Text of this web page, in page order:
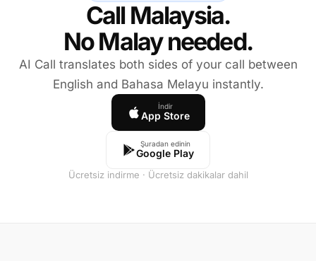
Call Malaysia.
No Malay needed.
AI Call translates both sides of your call between
English and Bahasa Melayu instantly.
İndir
App Store
Şuradan edinin
Google Play
Ücretsiz indirme · Ücretsiz dakikalar dahil